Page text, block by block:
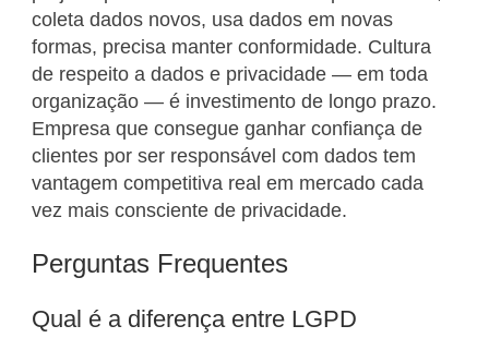
coleta dados novos, usa dados em novas
formas, precisa manter conformidade. Cultura
de respeito a dados e privacidade — em toda
organização — é investimento de longo prazo.
Empresa que consegue ganhar confiança de
clientes por ser responsável com dados tem
vantagem competitiva real em mercado cada
vez mais consciente de privacidade.
Perguntas Frequentes
Qual é a diferença entre LGPD